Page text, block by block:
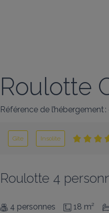
Roulotte
Référence de l’hébergement
Gîte Insolite
Roulotte 4
4 personnes 18 m²